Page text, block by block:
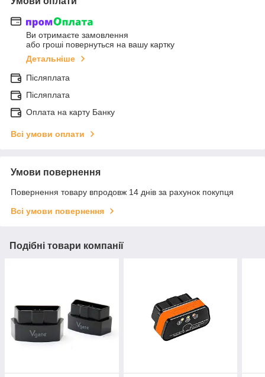
Ви отримаєте замовлення
або гроші повернуться на вашу картку
Детальніше
Післяплата
Післяплата
Оплата на карту Банку
Всі умови оплати
Умови повернення
Повернення товару впродовж 14 днів за рахунок покупця
Всі умови повернення
Подібні товари компанії